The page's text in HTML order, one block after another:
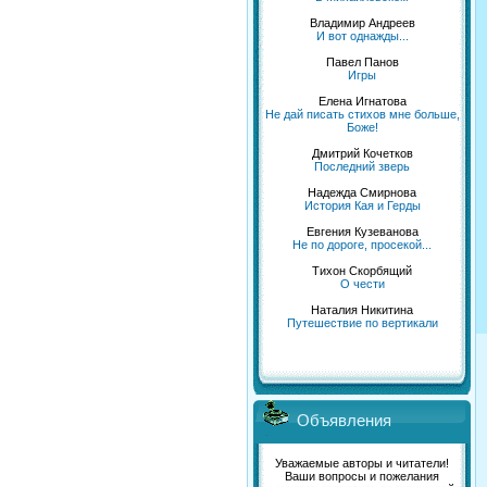
Владимир Андреев
И вот однажды...
Павел Панов
Игры
Елена Игнатова
Не дай писать стихов мне больше,
Боже!
Дмитрий Кочетков
Последний зверь
Надежда Смирнова
История Кая и Герды
Евгения Кузеванова
Не по дороге, просекой...
Тихон Скорбящий
О чести
Наталия Никитина
Путешествие по вертикали
Объявления
Уважаемые авторы и читатели!
Ваши вопросы и пожелания